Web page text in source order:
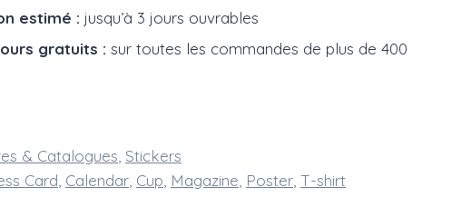
estimé : jusqu’à 3 jours ouvrables
gratuits :sur toutes les commandes de plus de 400
& Catalogues Stickers
Card Calendar Cup Magazine Poster T-shirt